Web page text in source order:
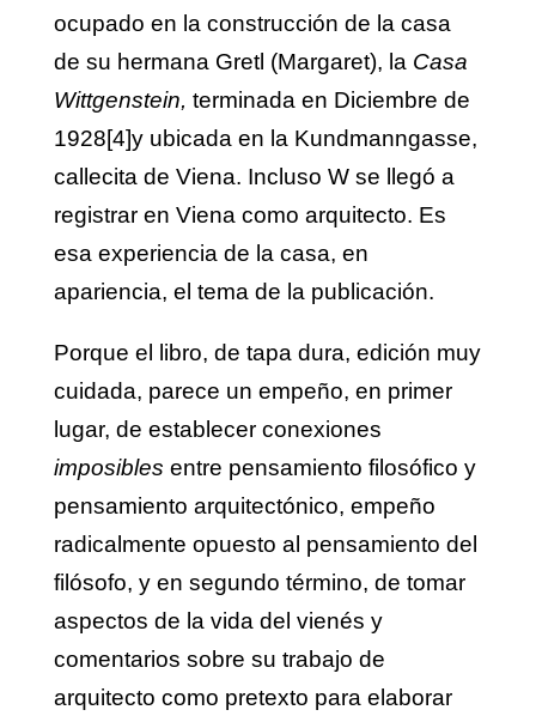
ocupado en la construcción de la casa
de su hermana Gretl (Margaret), la Casa
Wittgenstein, terminada en Diciembre de
1928[4]y ubicada en la Kundmanngasse,
callecita de Viena. Incluso W se llegó a
registrar en Viena como arquitecto. Es
esa experiencia de la casa, en
apariencia, el tema de la publicación.
Porque el libro, de tapa dura, edición muy
cuidada, parece un empeño, en primer
lugar, de establecer conexiones
imposibles entre pensamiento filosófico y
pensamiento arquitectónico, empeño
radicalmente opuesto al pensamiento del
filósofo, y en segundo término, de tomar
aspectos de la vida del vienés y
comentarios sobre su trabajo de
arquitecto como pretexto para elaborar